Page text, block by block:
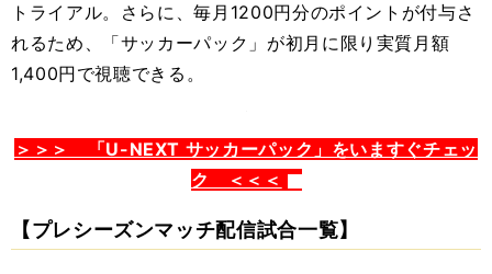
トライアル。さらに、毎月1200円分のポイントが付与さ
れるため、「サッカーパック」が初月に限り実質月額
1,400円で視聴できる。
＞＞＞ 「U-NEXT サッカーパック」をいますぐチェッ
ク ＜＜＜
【プレシーズンマッチ配信試合一覧】